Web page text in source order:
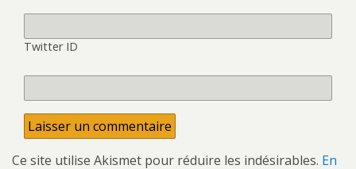
Twitter ID
Ce site utilise Akismet pour réduire les indésirables. En